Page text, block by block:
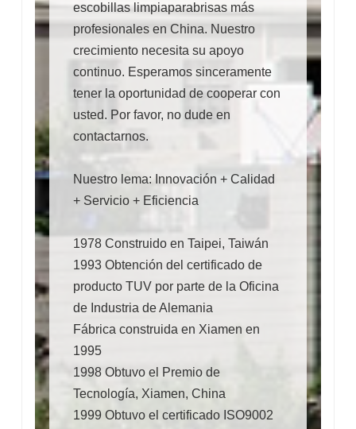
escobillas limpiaparabrisas más
profesionales en China. Nuestro
crecimiento necesita su apoyo
continuo. Esperamos sinceramente
tener la oportunidad de cooperar con
usted. Por favor, no dude en
contactarnos.
Nuestro lema: Innovación + Calidad
+ Servicio + Eficiencia
1978 Construido en Taipei, Taiwán
1993 Obtención del certificado de
producto TUV por parte de la Oficina
de Industria de Alemania
Fábrica construida en Xiamen en
1995
1998 Obtuvo el Premio de
Tecnología, Xiamen, China
1999 Obtuvo el certificado ISO9002